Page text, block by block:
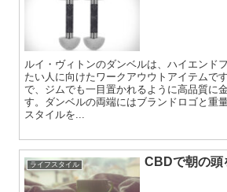
ルイ・ヴィトンのダンベルは、ハイエンド
たい人に向けたワークアウウトアイテムで
で、ジムでも一目置かれるように高品質に
す。ダンベルの両端にはブランドロゴと重
スタイルを...
ライフスタイル CBDで朝の頭